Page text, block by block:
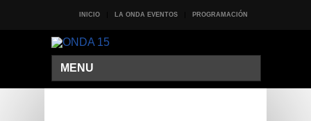
INICIO LA ONDA EVENTOS PROGRAMACIÓN
MENU